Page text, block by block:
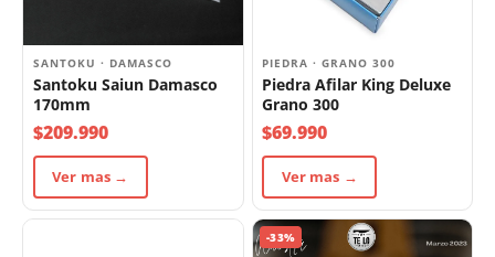
SANTOKU · DAMASCO
Santoku Saiun Damasco
170mm
$209.990
Ver mas →
PIEDRA · GRANO 300
Piedra Afilar King Deluxe
Grano 300
$69.990
Ver mas →
-33%